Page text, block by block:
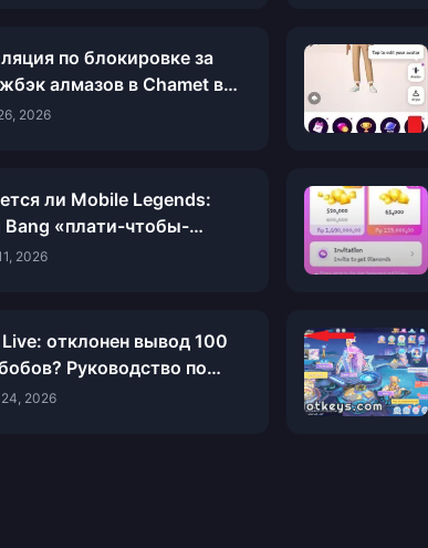
по блокировке за
алмазов в Chamet в
действительно ли
2026
ли Mobile Legends:
Bang «плати-чтобы-
в июне 2026 года?
2026
отклонен вывод 100
Руководство по
проблемы (май 2026
2026